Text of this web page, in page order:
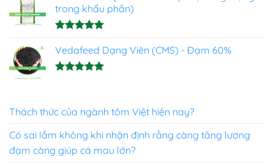
trong khẩu phần)
hạng5.00
Vedafeed Dạng Viên (CMS) - Đạm 60%
Thách thức của ngành tôm Việt hiện nay?
Có sai lầm không khi nhận định rằng càng tăng lượng
đạm càng giúp cá mau lớn?